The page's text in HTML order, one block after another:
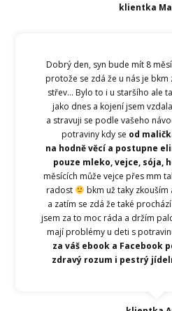
klientka
Dobrý den, syn bude mít 8
protože se zdá že u nás je
střev... Bylo to i u staršího ale
jako dnes a kojení jsem
a stravuji se podle vašeho
potraviny kdy se od
na hodně věcí a postupne
pouze mleko, vejce, sója,
měsících může vejce přes mm
radost
bkm už taky
a zatím se zdá že také
jsem za to moc ráda a držím
mají problémy u deti s
za váš ebook a Facebook
zdravý rozum i pestrý